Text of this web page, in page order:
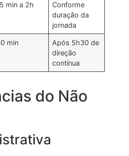
min a 2h
Conforme
duração da
jornada
min
Após 5h30 de
direção
contínua
do Não